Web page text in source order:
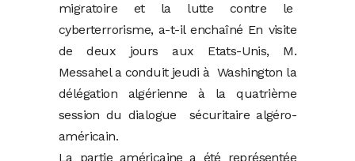
migratoire et la lutte contre le
cyberterrorisme, a-t-il enchaîné En visite
de deux jours aux Etats-Unis, M.
Messahel a conduit jeudi à Washington la
délégation algérienne à la quatrième
session du dialogue sécuritaire algéro-
américain.
La partie américaine a été représentée